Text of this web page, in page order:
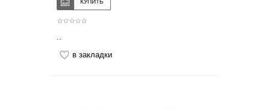
в закладки